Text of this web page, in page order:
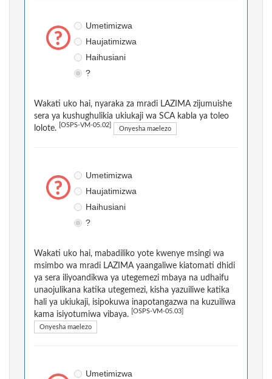
Umetimizwa
Haujatimizwa
Haihusiani
?
Wakati uko hai, nyaraka za mradi LAZIMA zijumuishe
sera ya kushughulikia ukiukaji wa SCA kabla ya toleo
lolote.
[OSPS-VM-05.02] Onyesha maelezo
Umetimizwa
Haujatimizwa
Haihusiani
?
Wakati uko hai, mabadiliko yote kwenye msingi wa
msimbo wa mradi LAZIMA yaangaliwe kiatomati dhidi
ya sera iliyoandikwa ya utegemezi mbaya na udhaifu
unaojulikana katika utegemezi, kisha yazuiliwe katika
hali ya ukiukaji, isipokuwa inapotangazwa na kuzuiliwa
kama isiyotumiwa vibaya.
[OSPS-VM-05.03]
Onyesha maelezo
Umetimizwa